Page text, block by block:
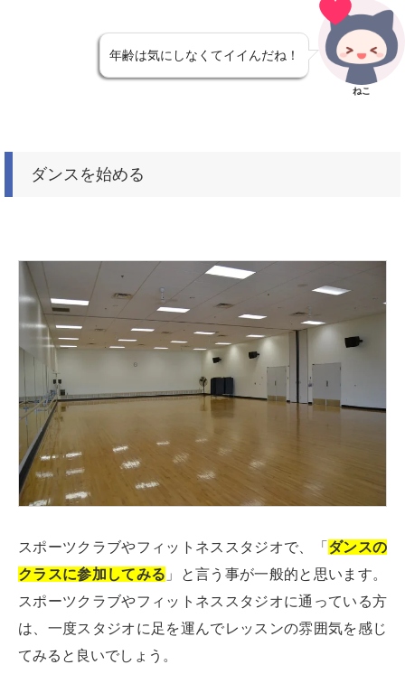
年齢は気にしなくてイイんだね！
ねこ
ダンスを始める
スポーツクラブやフィットネススタジオで、「 ダンスの
クラスに参加してみる 」と言う事が一般的と思います。
スポーツクラブやフィットネススタジオに通っている方
は、一度スタジオに足を運んでレッスンの雰囲気を感じ
てみると良いでしょう。